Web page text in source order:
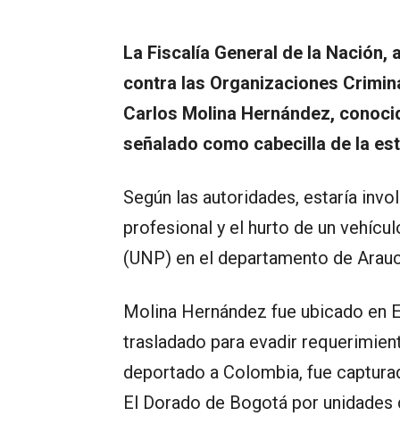
La Fiscalía General de la
contra las Organizaciones
Carlos Molina Hernández,
señalado como cabecilla de la
Según las autoridades, estaría
profesional y el hurto de un
(UNP) en el departamento de
Molina Hernández fue ubicado en
trasladado para evadir
deportado a Colombia, fue
El Dorado de Bogotá por